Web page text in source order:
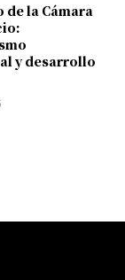
de la Cámara
y desarrollo